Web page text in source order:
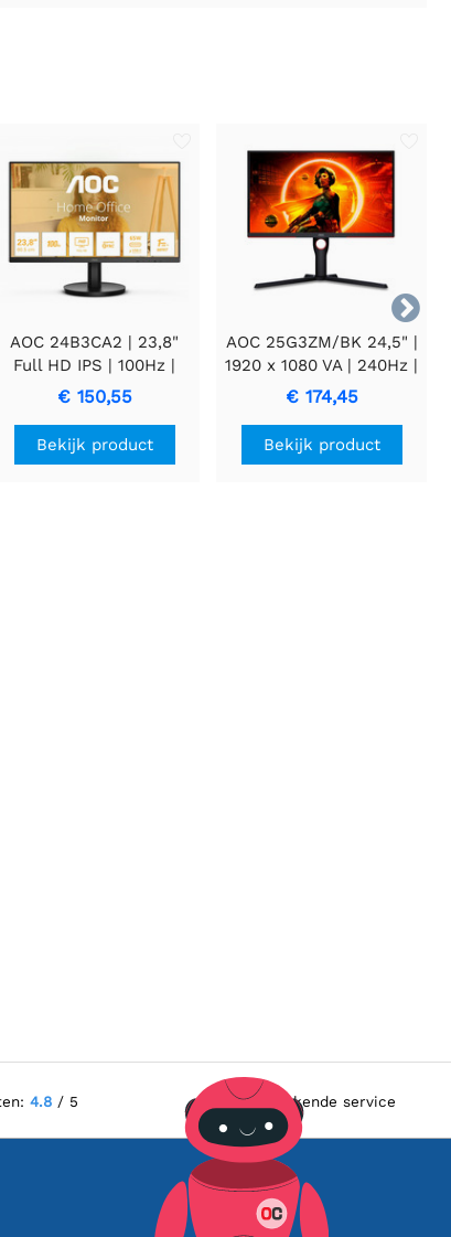

AOC 24B3CA2 | 23,8"
Full HD IPS | 100Hz |
USB-C en HDMI |
Monitor
€ 150,55
Bekijk product
AOC 25G3ZM/BK 24,5" |
1920 x 1080 VA | 240Hz |
1ms | Zwart/Rood |
Gaming Monitor
€ 174,45
Bekijk product
4.8/ 5 Uitstekende service